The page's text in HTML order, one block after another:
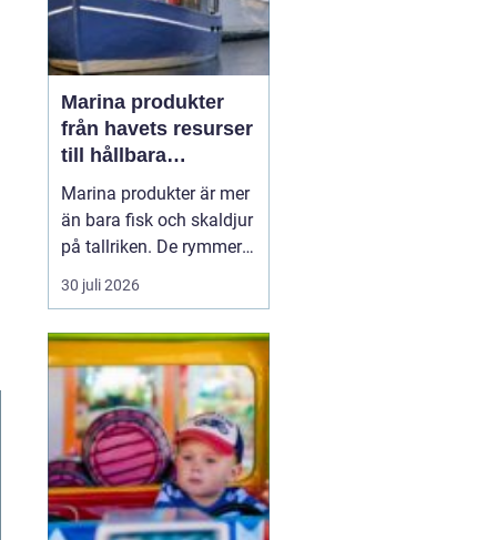
Marina produkter
från havets resurser
till hållbara
upplevelser
Marina produkter är mer
än bara fisk och skaldjur
på tallriken. De rymmer
allt från mat och hälsa
till friluftsliv, kultur och
områden spelar havet en
central roll för både
ekonomi och livskvalitet.
När fler söker sig mot
nat...
30 juli 2026